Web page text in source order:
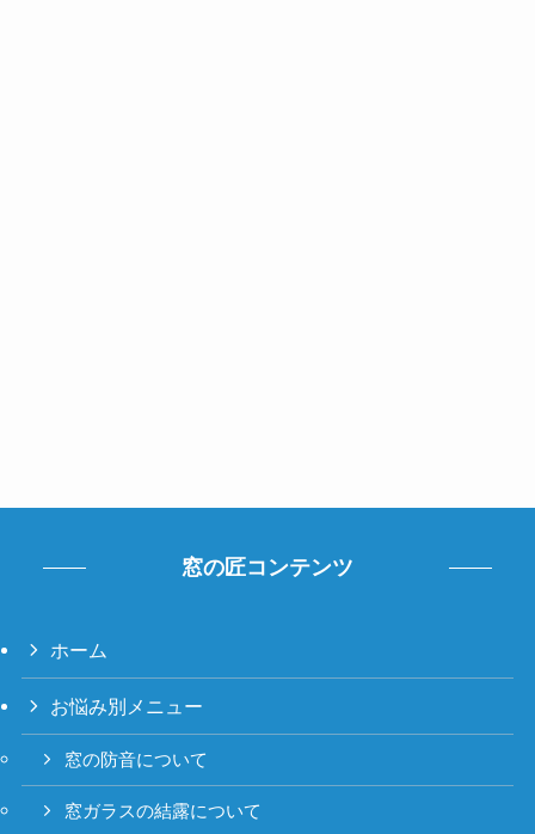
窓の匠コンテンツ
ホーム
お悩み別メニュー
窓の防音について
窓ガラスの結露について